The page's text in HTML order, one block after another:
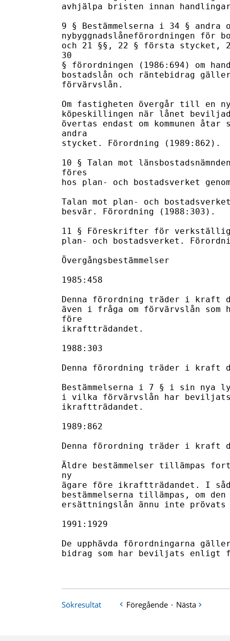
avhjälpa bristen innan
9 § Bestämmelserna i 34 §
nybyggnadslåneförordningen för
och 21 §§, 22 § första stycket,
30
§ förordningen (1986:694) om
bostadslån och räntebidrag
förvärvslån.
Om fastigheten övergår till en
köpeskillingen när lånet
övertas endast om kommunen
andra
stycket. Förordning (1989:862).
10 § Talan mot
föres
hos plan- och bostadsverket
Talan mot plan- och
besvär. Förordning (1988:303).
11 § Föreskrifter för
plan- och bostadsverket.
Övergångsbestämmelser
1985:458
Denna förordning träder i kraft
även i fråga om förvärvslån
före
ikraftträdandet.
1988:303
Denna förordning träder i kraft
Bestämmelserna i 7 § i sin nya
i vilka förvärvslån har
ikraftträdandet.
1989:862
Denna förordning träder i kraft
Äldre bestämmelser tillämpas
ny
ägare före ikraftträdandet. I
bestämmelserna tillämpas, om
ersättningslån ännu inte prövats
1991:1929
De upphävda förordningarna
bidrag som har beviljats enligt
Sökresultat Föregående · Nästa